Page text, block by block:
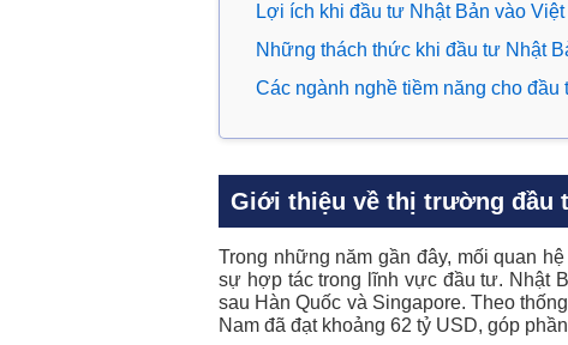
Lợi ích khi đầu tư Nhật Bản vào Việt
Những thách thức khi đầu tư Nhật
Các ngành nghề tiềm năng cho
Giới thiệu về thị trường đầu
Trong những năm gần đây, mối quan
sự hợp tác trong lĩnh vực đầu tư. Nhật
sau Hàn Quốc và Singapore. Theo
Nam đã đạt khoảng 62 tỷ USD, góp